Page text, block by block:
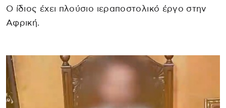
Ο ίδιος έχει πλούσιο ιεραποστολικό έργο στην
Αφρική.